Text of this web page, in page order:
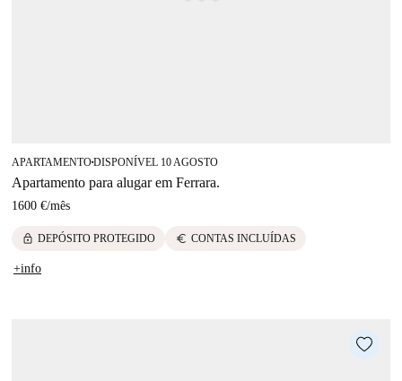
APARTAMENTO■DISPONÍVEL 10 AGOSTO
Apartamento para alugar em Ferrara.
1600 €/mês
lock DEPÓSITO PROTEGIDO euro CONTAS INCLUÍDAS
+info